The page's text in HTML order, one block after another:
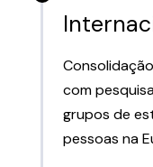
com
grupos de
pessoas na